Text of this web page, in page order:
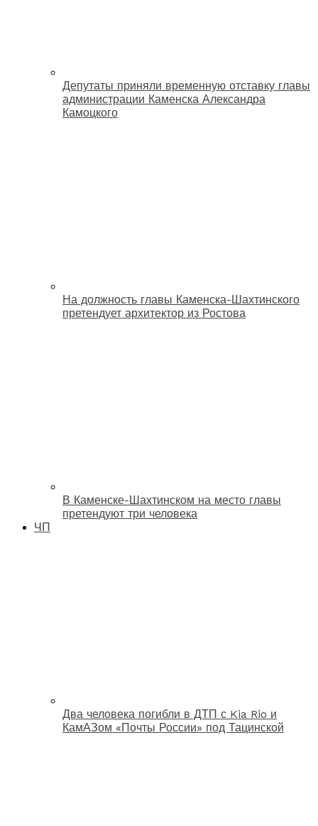
Депутаты приняли временную отставку главы
администрации Каменска Александра
Камоцкого
На должность главы Каменска-Шахтинского
претендует архитектор из Ростова
В Каменске-Шахтинском на место главы
претендуют три человека
ЧП
Два человека погибли в ДТП с Kia Rio и
КамАЗом «Почты России» под Тацинской